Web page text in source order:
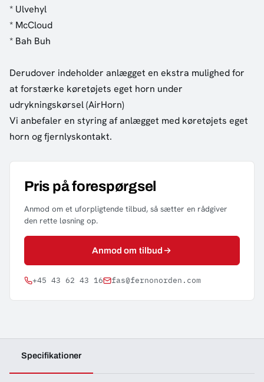
* Ulvehyl
* McCloud
* Bah Buh
Derudover indeholder anlægget en ekstra mulighed for
at forstærke køretøjets eget horn under
udrykningskørsel (AirHorn)
Vi anbefaler en styring af anlægget med køretøjets eget
horn og fjernlyskontakt.
Pris på forespørgsel
Anmod om et uforpligtende tilbud, så sætter en rådgiver
den rette løsning op.
Anmod om tilbud
+45 43 62 43 16 fas@fernonorden.com
Specifikationer